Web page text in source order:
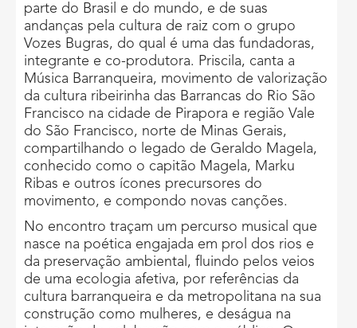
parte do Brasil e do mundo, e de suas
andanças pela cultura de raiz com o grupo
Vozes Bugras, do qual é uma das fundadoras,
integrante e co-produtora. Priscila, canta a
Música Barranqueira, movimento de valorização
da cultura ribeirinha das Barrancas do Rio São
Francisco na cidade de Pirapora e região Vale
do São Francisco, norte de Minas Gerais,
compartilhando o legado de Geraldo Magela,
conhecido como o capitão Magela, Marku
Ribas e outros ícones precursores do
movimento, e compondo novas canções.
No encontro traçam um percurso musical que
nasce na poética engajada em prol dos rios e
da preservação ambiental, fluindo pelos veios
de uma ecologia afetiva, por referências da
cultura barranqueira e da metropolitana na sua
construção como mulheres, e deságua na